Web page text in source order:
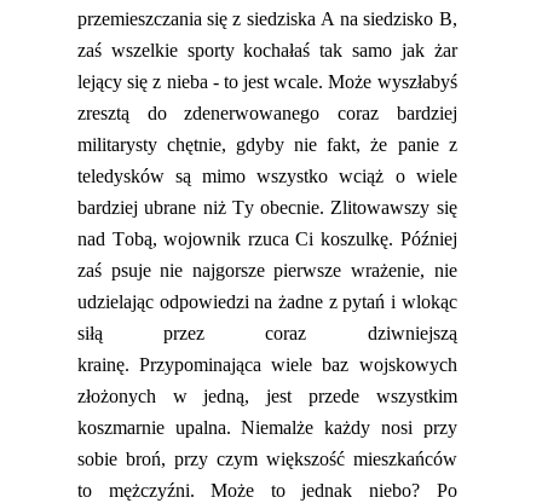
przemieszczania się z siedziska A na siedzisko B,
zaś wszelkie sporty kochałaś tak samo jak żar
lejący się z nieba -to jest wcale.Może wyszłabyś
zresztą do zdenerwowanego coraz bardziej
militarysty chętnie, gdyby nie fakt, że panie z
teledysków są mimo wszystko wciąż o wiele
bardziej ubrane niż Ty obecnie. Zlitowawszy się
nad Tobą,wojownik rzuca Ci koszulkę. Później
zaś psuje nie najgorsze pierwsze wrażenie, nie
udzielając odpowiedzi na żadne z pytań i wlokąc
siłą przez coraz dziwniejszą
krainę.Przypominająca wiele baz wojskowych
złożonych w jedną, jest przede wszystkim
koszmarnie upalna. Niemalże każdy nosi przy
sobie broń, przy czym większość mieszkańców
to mężczyźni. Może to jednak niebo? Po